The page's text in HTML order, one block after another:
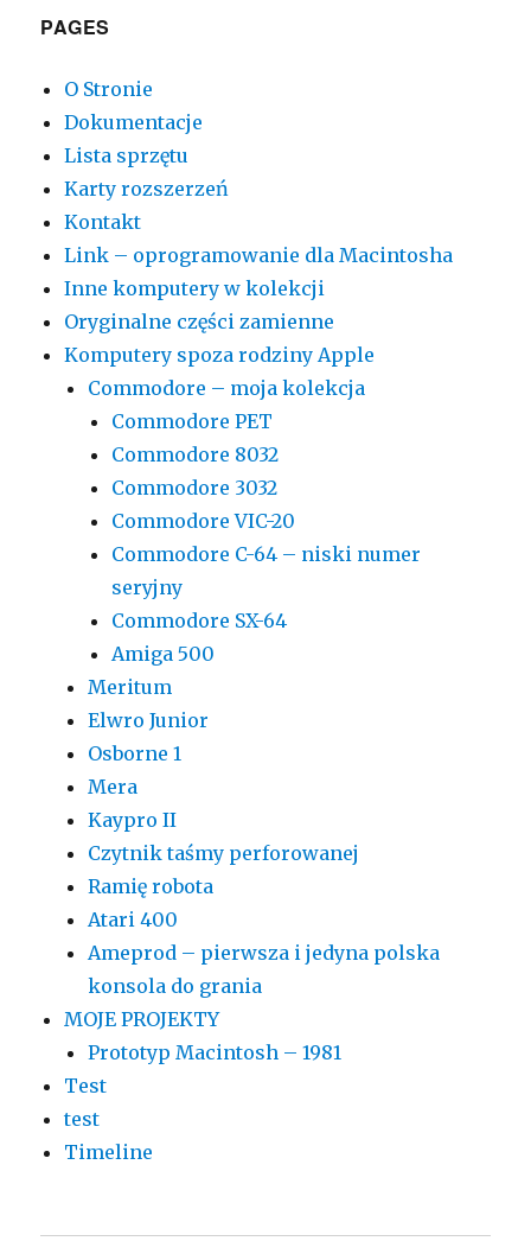
PAGES
O Stronie
Dokumentacje
Lista sprzętu
Karty rozszerzeń
Kontakt
Link – oprogramowanie dla Macintosha
Inne komputery w kolekcji
Oryginalne części zamienne
Komputery spoza rodziny Apple
Commodore – moja kolekcja
Commodore PET
Commodore 8032
Commodore 3032
Commodore VIC-20
Commodore C-64 – niski numer
seryjny
Commodore SX-64
Amiga 500
Meritum
Elwro Junior
Osborne 1
Mera
Kaypro II
Czytnik taśmy perforowanej
Ramię robota
Atari 400
Ameprod – pierwsza i jedyna polska
konsola do grania
MOJE PROJEKTY
Prototyp Macintosh – 1981
Test
test
Timeline